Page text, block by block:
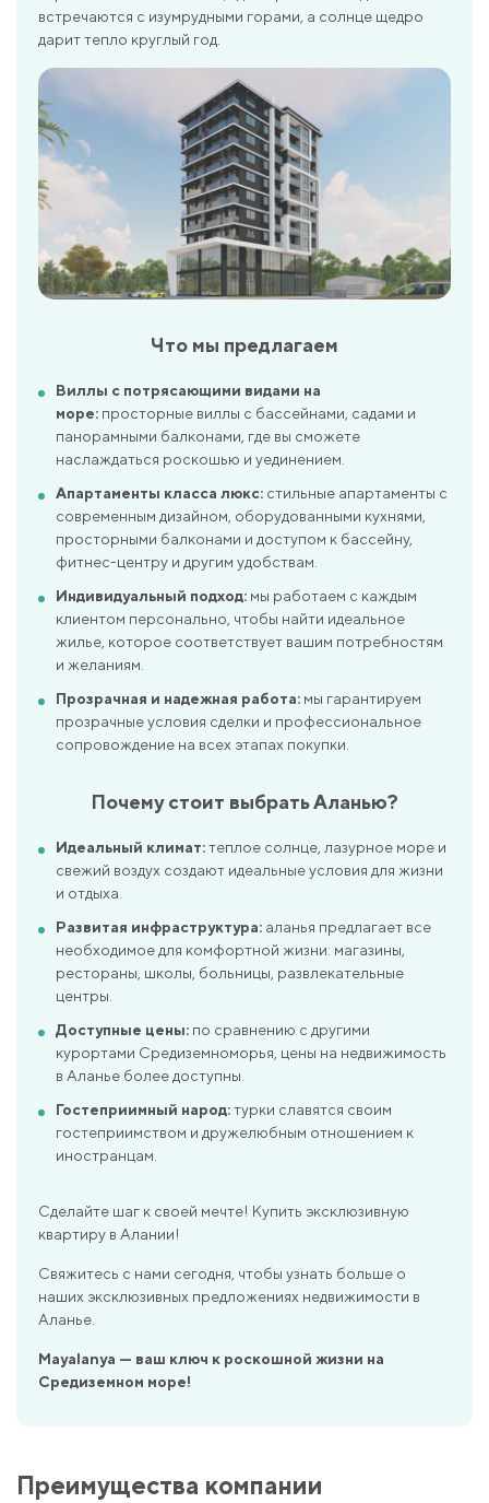
встречаются с изумрудными горами, а солнце щедро
дарит тепло круглый год.
Что мы предлагаем
Виллы с потрясающими видами на
море: просторные виллы с бассейнами, садами и
панорамными балконами, где вы сможете
наслаждаться роскошью и уединением.
Апартаменты класса люкс: стильные апартаменты с
современным дизайном, оборудованными кухнями,
просторными балконами и доступом к бассейну,
фитнес-центру и другим удобствам.
Индивидуальный подход: мы работаем с каждым
клиентом персонально, чтобы найти идеальное
жилье, которое соответствует вашим потребностям
и желаниям.
Прозрачная и надежная работа: мы гарантируем
прозрачные условия сделки и профессиональное
сопровождение на всех этапах покупки.
Почему стоит выбрать Аланью?
Идеальный климат:теплое солнце, лазурное море и
свежий воздух создают идеальные условия для жизни
и отдыха.
Развитая инфраструктура: аланья предлагает все
необходимое для комфортной жизни: магазины,
рестораны, школы, больницы, развлекательные
центры.
Доступные цены: по сравнению с другими
курортами Средиземноморья, цены на недвижимость
в Аланье более доступны.
Гостеприимный народ:турки славятся своим
гостеприимством и дружелюбным отношением к
иностранцам.
Сделайте шаг к своей мечте! Купить эксклюзивную
квартиру в Алании!
Свяжитесь с нами сегодня, чтобы узнать больше о
наших эксклюзивных предложениях недвижимости в
Аланье.
Mayalanya — ваш ключ к роскошной жизни на
Средиземном море!
Преимущества компании